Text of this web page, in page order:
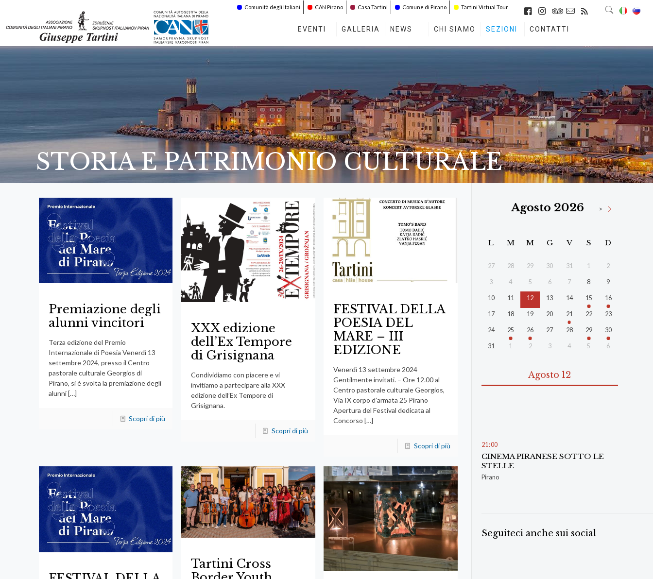
Comunità degli Italiani CAN Pirano Casa Tartini Comune di Pirano Tartini Virtual Tour
EVENTI GALLERIA NEWS CHI SIAMO SEZIONI CONTATTI
STORIA E PATRIMONIO CULTURALE
Premiazione degli
alunni vincitori
Terza edizione del Premio
Internazionale di Poesia Venerdì 13
settembre 2024, presso il Centro
pastorale culturale Georgios di
Pirano, si è svolta la premiazione degli
alunni[…]
Scopri di più
XXX edizione
dell’Ex Tempore
di Grisignana
Condividiamo con piacere e vi
invitiamo a partecipare alla XXX
edizione dell’Ex Tempore di
Grisignana.
Scopri di più
FESTIVAL DELLA
POESIA DEL
MARE – III
EDIZIONE
Venerdì 13 settembre 2024
Gentilmente invitati. – Ore 12.00 al
Centro pastorale culturale Georgios,
Via IX corpo d’armata 25 Pirano
Apertura del Festival dedicata al
Concorso […]
Scopri di più
Tartini Cross
Agosto 2026 >
L M M G V S D
27 28 29 30 31 1 2
3 4 5 6 7 8 9
10 11 12 13 14 15 16
17 18 19 20 21 22 23
24 25 26 27 28 29 30
31 1 2 3 4 5 6
Agosto 12
21:00
CINEMA PIRANESE SOTTO LE
STELLE
Pirano
Seguiteci anche sui social